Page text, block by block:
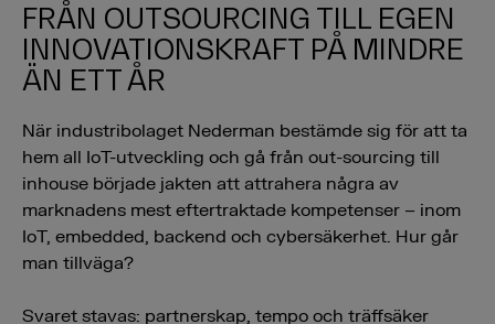
FRÅN OUTSOURCING TILL EGEN
INNOVATIONSKRAFT PÅ MINDRE
ÄN ETT ÅR
När industribolaget Nederman bestämde sig för att ta
hem all IoT-utveckling och gå från out-sourcing till
inhouse började jakten att attrahera några av
marknadens mest eftertraktade kompetenser – inom
IoT, embedded, backend och cybersäkerhet. Hur går
man tillväga?
Svaret stavas: partnerskap, tempo och träffsäker